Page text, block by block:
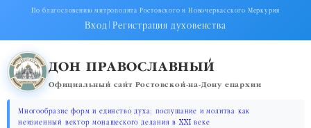
По благословению митрополита Ростовского и Новочеркасского Меркурия
Вход|Регистрация духовенства
ДОН ПРАВОСЛАВНЫЙ
Официальный сайт Ростовской-на-Дону епархии
Многообразие форм и единство духа: послушание и молитва как
неизменный вектор монашеского делания в XXI веке